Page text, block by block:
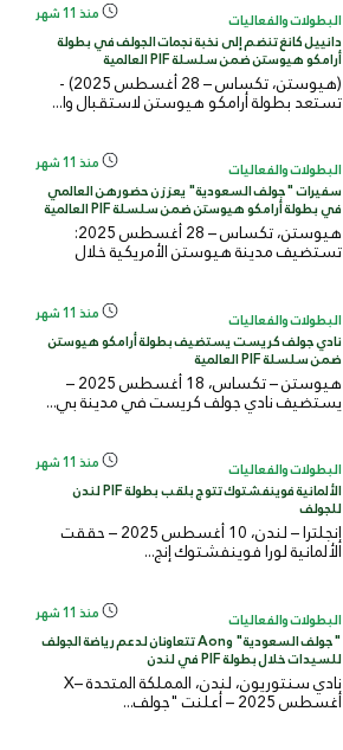
البطولات والفعاليات منذ 11 شهر
دانييل كانغ تنضم إلى نخبة نجمات الجولف في بطولة
أرامكو هيوستن ضمن سلسلة PIF العالمية
(هيوستن، تكساس – 28 أغسطس 2025) -
تستعد بطولة أرامكو هيوستن لاستقبال وا...
البطولات والفعاليات منذ 11 شهر
سفيرات "جولف السعودية" يعززن حضورهن العالمي
في بطولة أرامكو هيوستن ضمن سلسلة PIF العالمية
هيوستن، تكساس – 28 أغسطس 2025:
تستضيف مدينة هيوستن الأمريكية خلال
البطولات والفعاليات منذ 11 شهر
نادي جولف كريست يستضيف بطولة أرامكو هيوستن
ضمن سلسلة PIF العالمية
هيوستن – تكساس، 18 أغسطس 2025 –
يستضيف نادي جولف كريست في مدينة بي...
البطولات والفعاليات منذ 11 شهر
الألمانية فوينفشتوك تتوج بلقب بطولة PIF لندن
للجولف
إنجلترا – لندن، 10 أغسطس 2025 – حققت
الألمانية لورا فوينفشتوك إنج...
البطولات والفعاليات منذ 11 شهر
"جولف السعودية" وAon تتعاونان لدعم رياضة الجولف
للسيدات خلال بطولة PIF في لندن
نادي سنتوريون، لندن، المملكة المتحدة –X
أغسطس 2025 – أعلنت "جولف...